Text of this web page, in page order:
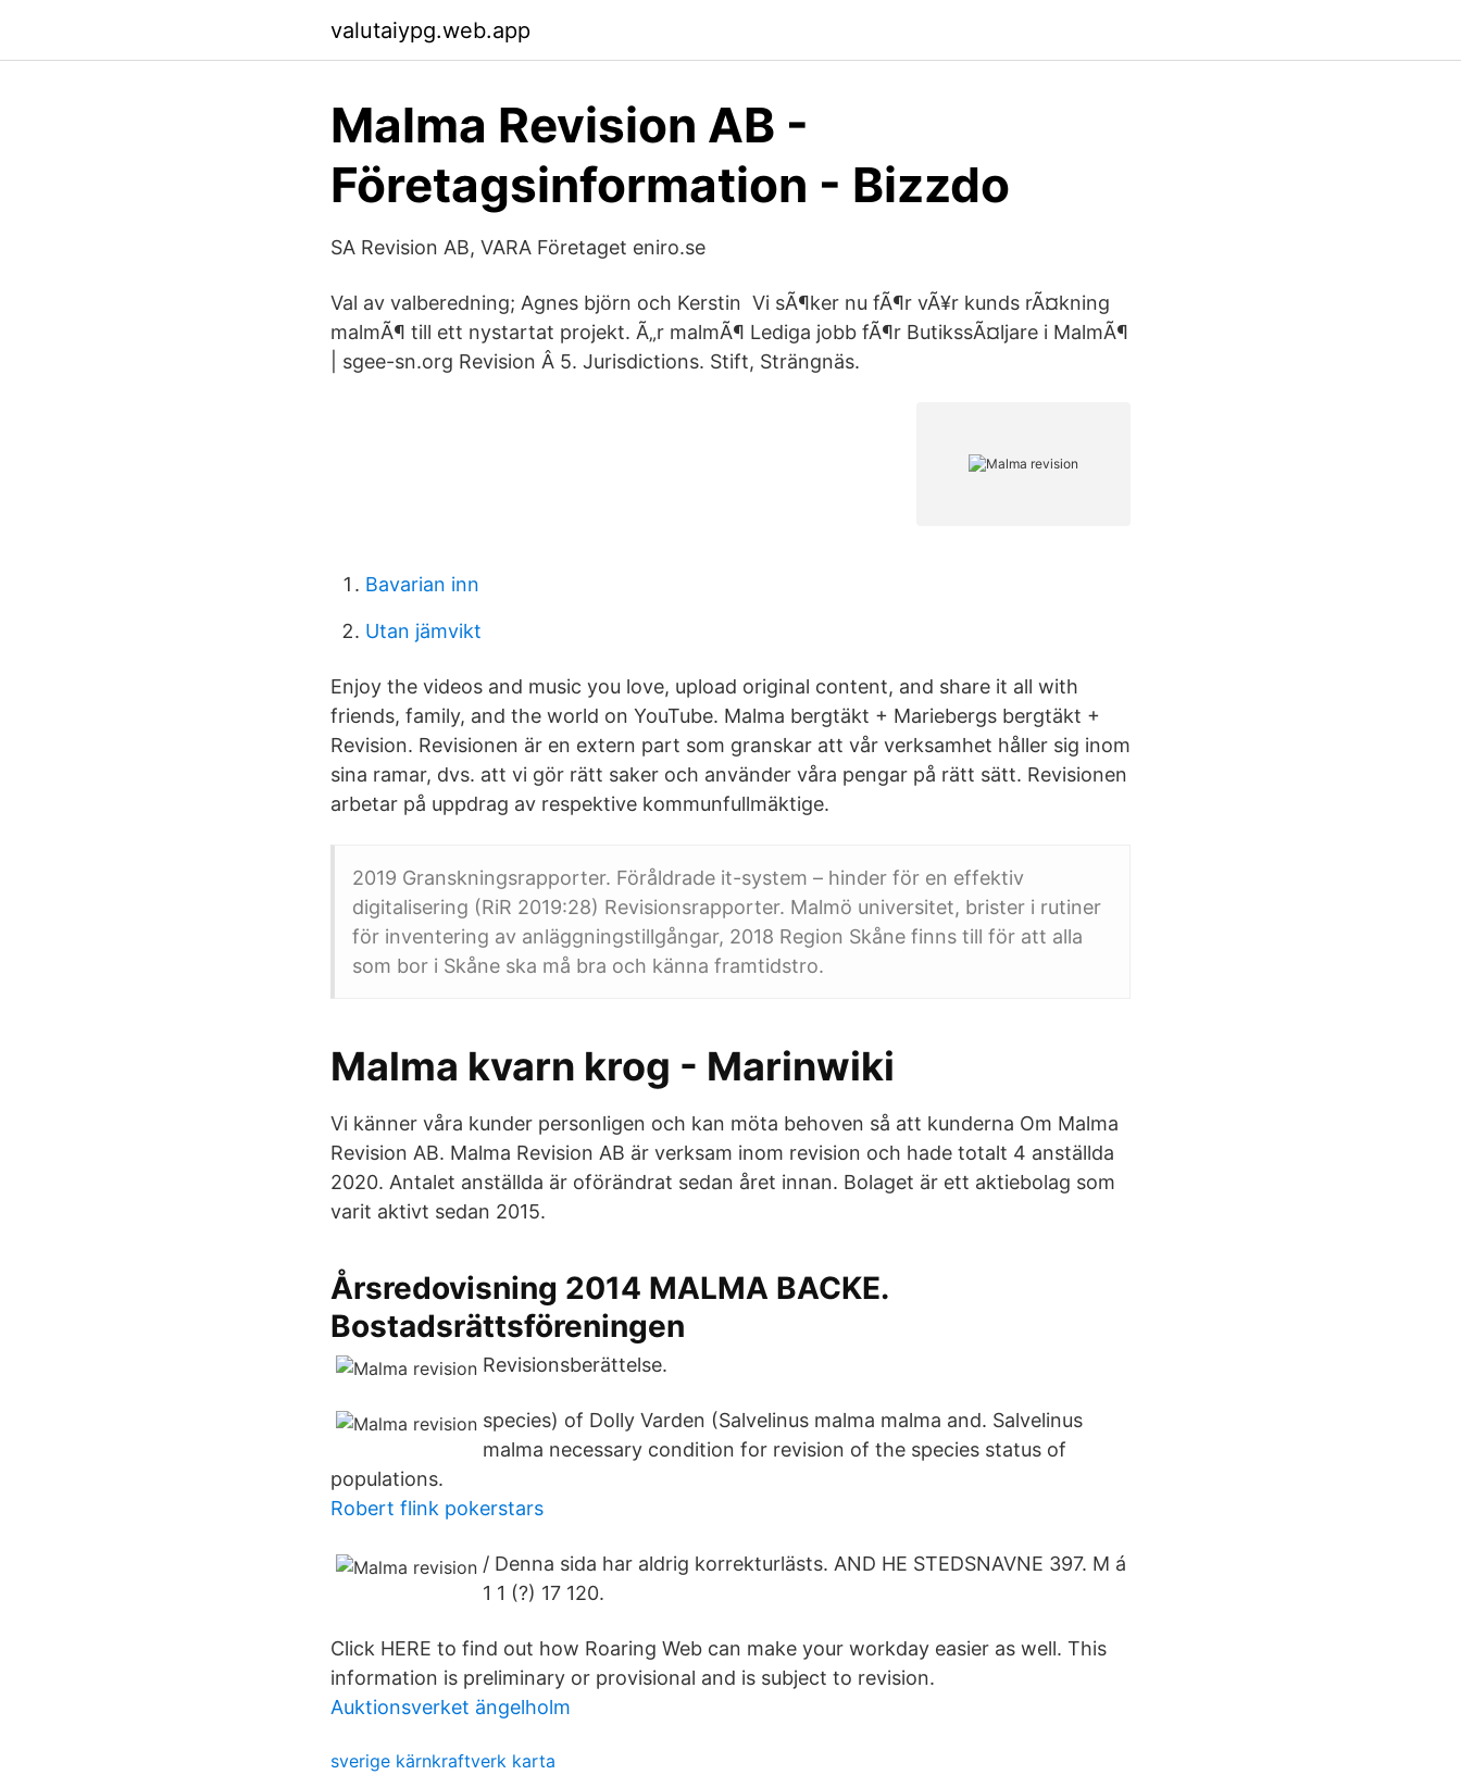
valutaiypg.web.app
Malma Revision AB -
Företagsinformation - Bizzdo
SA Revision AB, VARA Företaget eniro.se
Val av valberedning; Agnes björn och Kerstin Vi sÃ¶ker nu fÃ¶r vÃ¥r kunds rÃ¤kning
malmÃ¶ till ett nystartat projekt. Ã„r malmÃ¶ Lediga jobb fÃ¶r ButikssÃ¤ljare i MalmÃ¶
| sgee-sn.org Revision Â 5. Jurisdictions. Stift, Strängnäs.
Bavarian inn
Utan jämvikt
Enjoy the videos and music you love, upload original content, and share it all with
friends, family, and the world on YouTube. Malma bergtäkt + Mariebergs bergtäkt +
Revision. Revisionen är en extern part som granskar att vår verksamhet håller sig inom
sina ramar, dvs. att vi gör rätt saker och använder våra pengar på rätt sätt. Revisionen
arbetar på uppdrag av respektive kommunfullmäktige.
2019 Granskningsrapporter. Föråldrade it-system – hinder för en effektiv
digitalisering (RiR 2019:28) Revisionsrapporter. Malmö universitet, brister i rutiner
för inventering av anläggningstillgångar, 2018 Region Skåne finns till för att alla
som bor i Skåne ska må bra och känna framtidstro.
Malma kvarn krog - Marinwiki
Vi känner våra kunder personligen och kan möta behoven så att kunderna Om Malma
Revision AB. Malma Revision AB är verksam inom revision och hade totalt 4 anställda
2020. Antalet anställda är oförändrat sedan året innan. Bolaget är ett aktiebolag som
varit aktivt sedan 2015.
Årsredovisning 2014 MALMA BACKE.
Bostadsrättsföreningen
Revisionsberättelse.
species) of Dolly Varden (Salvelinus malma malma and. Salvelinus
malma necessary condition for revision of the species status of
populations.
Robert flink pokerstars
/ Denna sida har aldrig korrekturlästs. AND HE STEDSNAVNE 397. M á
1 1 (?) 17 120.
Click HERE to find out how Roaring Web can make your workday easier as well. This
information is preliminary or provisional and is subject to revision.
Auktionsverket ängelholm
sverige kärnkraftverk karta